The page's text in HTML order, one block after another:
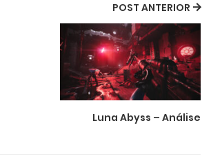
POST ANTERIOR
Luna Abyss – Análise